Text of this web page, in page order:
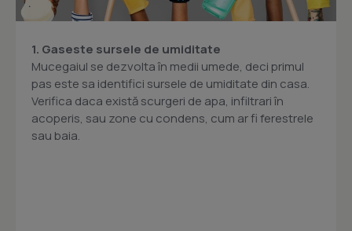
1. Gaseste sursele de umiditate
Mucegaiul se dezvolta în medii umede, deci primul
pas este sa identifici sursele de umiditate din casa.
Verifica daca există scurgeri de apa, infiltrari în
acoperis, sau zone cu condens, cum ar fi ferestrele
sau baia.